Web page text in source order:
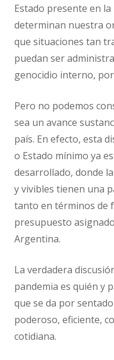
Estado presente en
determinan nuestra
que situaciones tan
puedan ser
genocidio interno,
Pero no podemos
sea un avance
país. En efecto, esta
o Estado mínimo ya
desarrollado, donde
y vivibles tienen una
tanto en términos de
presupuesto
Argentina.
La verdadera
pandemia es quién y
que se da por
poderoso, eficiente,
cotidiana.